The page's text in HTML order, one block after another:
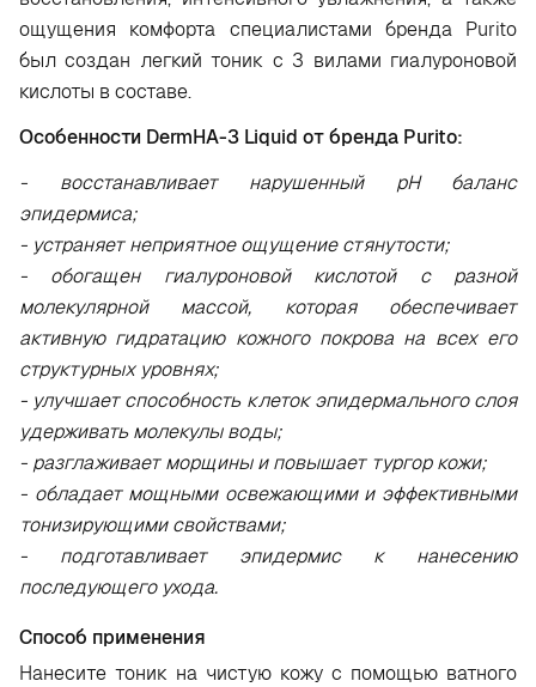
ощущения комфорта специалистами бренда Purito
был создан легкий тоник с 3 вилами гиалуроновой
кислоты в составе.
Особенности DermHA-3 Liquid от бренда Purito:
- восстанавливает нарушенный рН баланс
эпидермиса;
- устраняет неприятное ощущение стянутости;
- обогащен гиалуроновой кислотой с разной
молекулярной массой, которая обеспечивает
активную гидратацию кожного покрова на всех его
структурных уровнях;
- улучшает способность клеток эпидермального слоя
удерживать молекулы воды;
- разглаживает морщины и повышает тургор кожи;
- обладает мощными освежающими и эффективными
тонизирующими свойствами;
- подготавливает эпидермис к нанесению
последующего ухода.
Способ применения
Нанесите тоник на чистую кожу с помощью ватного